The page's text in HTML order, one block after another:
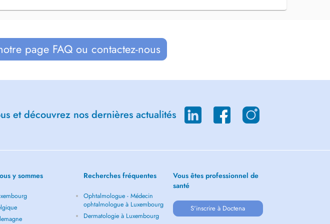
page FAQ ou contactez-nous
et découvrez nos dernières actualités
y sommes Recherches fréquentes
Ophtalmologue - Médecin
ophtalmologue à Luxembourg
Dermatologie à Luxembourg
Vous êtes professionnel de
santé
S'inscrire à Doctena